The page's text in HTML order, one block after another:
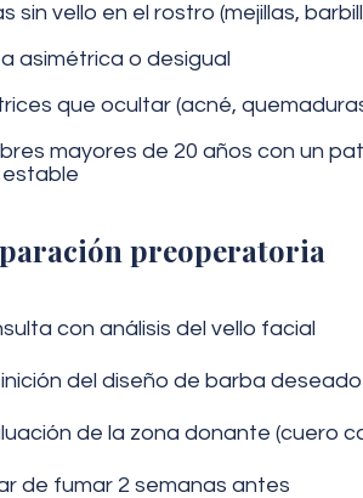
sin vello en el rostro (mejillas,
asimétrica o desigual
que ocultar (acné,
mayores de 20 años con un
estable
preoperatoria
con análisis del vello facial
del diseño de barba deseado
de la zona donante (cuero
de fumar 2 semanas antes